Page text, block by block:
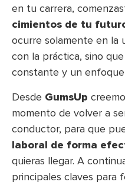
en tu carrera,
cimientos de tu
ocurre solamente en la
con la práctica, sino
constante y un
Desde GumsUp
momento de volver a
conductor, para que
laboral de forma
quieras llegar. A
principales claves para